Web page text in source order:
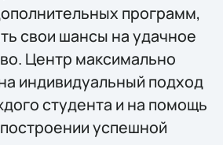
программ,
свои шансы на удачное
Центр максимально
индивидуальный подход
студента и на помощь
успешной